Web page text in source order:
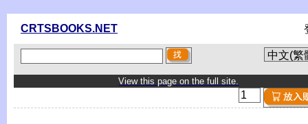
CRTSBOOKS.NET
View this page on the full site.